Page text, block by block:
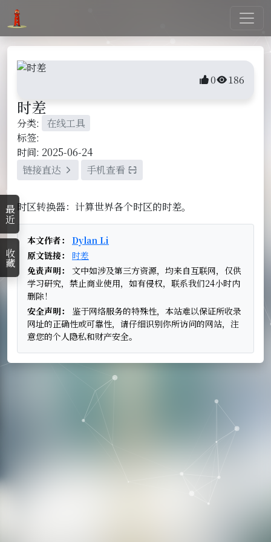
0 186
时差
分类:
在线工具
标签:
时间: 2025-06-24
链接直达
手机查看
时区转换器：计算世界各个时区的时差。
本文作者：
Dylan Li
原文链接：
时差
免责声明：
文中如涉及第三方资源，均来自互联网，仅供
学习研究，禁止商业使用，如有侵权，联系我们24小时内
删除！
安全声明：
鉴于网络服务的特殊性，本站难以保证所收录
网址的正确性或可靠性，请仔细识别你所访问的网站，注
意您的个人隐私和财产安全。
最近
收藏